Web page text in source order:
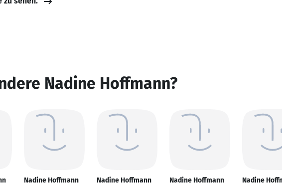
Nadine Hoffmann?
Nadine Hoffmann Nadine Hoffmann Nadine Hoffmann Nadine